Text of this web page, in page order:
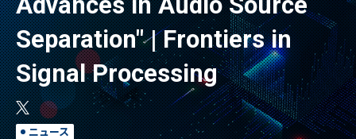
Separation" | Frontiers in
Signal Processing
ニュース